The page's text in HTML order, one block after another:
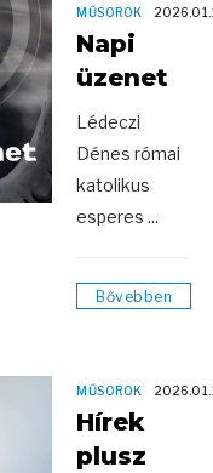
MŰSOROK
Napi
üzenet
Lédeczi
Dénes római
katolikus
esperes ...
Bővebben
MŰSOROK
Hírek
plusz